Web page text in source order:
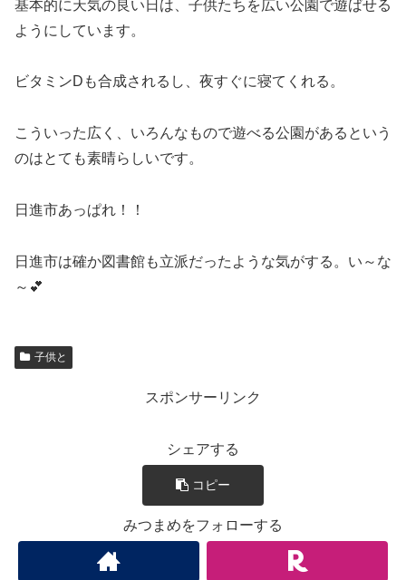
基本的に天気の良い日は、子供たちを広い公園で遊ばせる
ようにしています。
ビタミンDも合成されるし、夜すぐに寝てくれる。
こういった広く、いろんなもので遊べる公園があるという
のはとても素晴らしいです。
日進市あっぱれ！！
日進市は確か図書館も立派だったような気がする。い～な
～💕
子供と
スポンサーリンク
シェアする
コピー
みつまめをフォローする